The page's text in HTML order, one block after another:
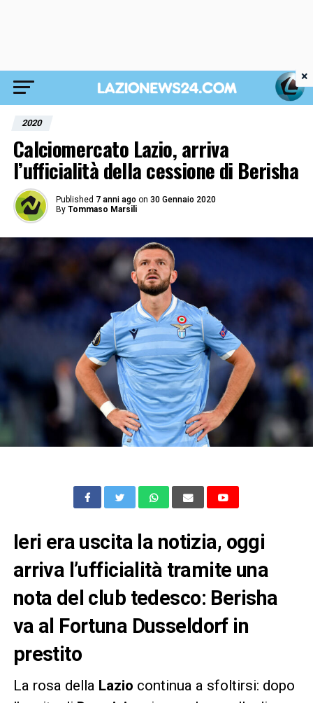
2020
Calciomercato Lazio, arriva
l’ufficialità della cessione di Berisha
Published 7 anni ago on 30 Gennaio 2020
By Tommaso Marsili
Ieri era uscita la notizia, oggi
arriva l’ufficialità tramite una
nota del club tedesco: Berisha
va al Fortuna Dusseldorf in
prestito
La rosa della Lazio continua a sfoltirsi: dopo
×